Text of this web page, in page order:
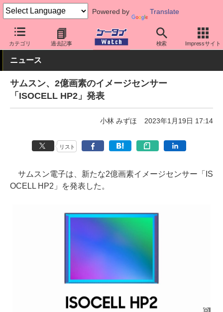
Powered by Translate
カテゴリ 過去記事 検索 Impressサイト
ケータイ Watch 業界動向 技術
ニュース
サムスン、2億画素のイメージセンサー
「ISOCELL HP2」発表
小林 みずほ 2023年1月19日 17:14
リスト
サムスン電子は、新たな2億画素イメージセンサー「IS
OCELL HP2」を発表した。